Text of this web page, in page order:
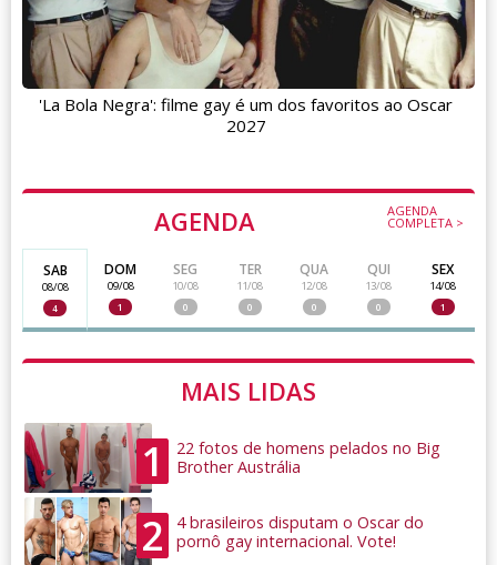
'La Bola Negra': filme gay é um dos favoritos ao Oscar
2027
AGENDA AGENDA
COMPLETA >
SAB
08/08
4
DOM
09/08
1
SEG
10/08
0
TER
11/08
0
QUA
12/08
0
QUI
13/08
0
SEX
14/08
1
MAIS LIDAS
1
22 fotos de homens pelados no Big
Brother Austrália
2
4 brasileiros disputam o Oscar do
pornô gay internacional. Vote!